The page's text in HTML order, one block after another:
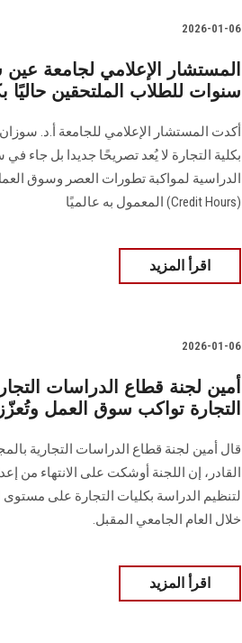
2026-01-06
المستشار الإعلامي لجامعة
سنوات للطلاب الملتحقين حاليًا
أكدت المستشار الإعلامي للجامعة أ.د.
بكلية التجارة لا يُعد تصريحًا جديدا بل جاء
الدراسية لمواكبة تطورات العصر وسوق
(Credit Hours) المعمول به عالميًا
اقرأ المزيد
2026-01-06
أمين لجنة قطاع الدراسات
التجارة تواكب سوق العمل
قال أمين لجنة قطاع الدراسات التجارية
القادر، إن اللجنة أوشكت على الانتهاء من
لتنظيم الدراسة بكليات التجارة على مستوى
خلال العام الجامعي المقبل.
اقرأ المزيد